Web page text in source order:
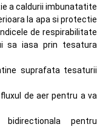
a caldurii imbunatatite
la apa si protectie
de respirabilitate
suprafata tesaturii
de aer pentru a va
pentru